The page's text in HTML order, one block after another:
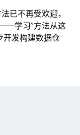
已不再受欢迎，
学习”方法从这
开发构建数据仓